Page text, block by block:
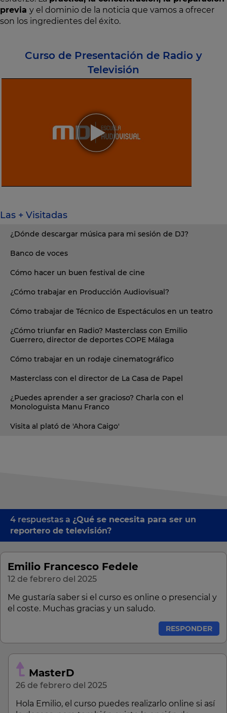
previa y el dominio de la noticia que vamos a ofrecer
son los ingredientes del éxito.
Curso de Presentación de Radio y
Televisión
Las + Visitadas
¿Dónde descargar música para mi sesión de DJ?
Banco de voces
Cómo hacer un buen festival de cine
¿Cómo trabajar en Producción Audiovisual?
Cómo trabajar de Técnico de Espectáculos en un teatro
¿Cómo triunfar en Radio? Masterclass con Emilio
Guerrero, director de deportes COPE Málaga
Cómo trabajar en un rodaje cinematográfico
Masterclass con el director de La Casa de Papel
¿Puedes aprender a ser gracioso? Charla con el
Monologuista Manu Franco
Visita al plató de 'Ahora Caigo'
4 respuestas a ¿Qué se necesita para ser un
reportero de televisión?
Emilio Francesco Fedele
12 de febrero del 2025
Me gustaría saber si el curso es online o presencial y
el coste. Muchas gracias y un saludo.
RESPONDER
MasterD
26 de febrero del 2025
Hola Emilio, el curso puedes realizarlo online si así